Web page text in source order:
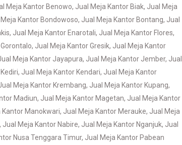
Meja Kantor Benowo, Jual Meja Kantor Biak, Jual Meja
Kantor Bondowoso, Jual Meja Kantor Bontang, Jual
, Jual Meja Kantor Enarotali, Jual Meja Kantor Flores,
, Jual Meja Kantor Gresik, Jual Meja Kantor
Meja Kantor Jayapura, Jual Meja Kantor Jember, Jual
, Jual Meja Kantor Kendari, Jual Meja Kantor
Meja Kantor Krembang, Jual Meja Kantor Kupang,
Madiun, Jual Meja Kantor Magetan, Jual Meja Kantor
Kantor Manokwari, Jual Meja Kantor Merauke, Jual Meja
, Jual Meja Kantor Nabire, Jual Meja Kantor Nganjuk, Jual
Nusa Tenggara Timur, Jual Meja Kantor Pabean